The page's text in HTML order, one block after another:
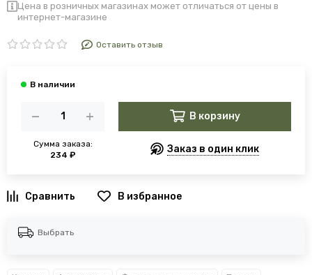
Цена в розничных магазинах может отличаться от цены в
интернет-магазине
Оставить отзыв
Сумма заказа:
234 ₽
В корзину
Заказ в один клик
В избранное
Выбрать